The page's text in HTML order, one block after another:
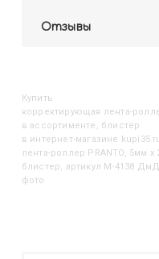
Отзывы
Купить
Корректирующая лента-роллер PRANTO, 5мм x 20м, 4 цвета корпуса
в ассортименте, блистер
в интернет-магазине
лента-роллер PRANTO, 5мм
блистер, артикул M-4138
фото